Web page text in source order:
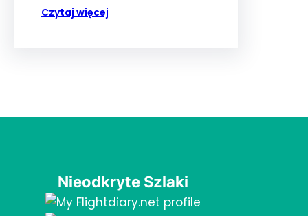
Czytaj więcej
Nieodkryte Szlaki